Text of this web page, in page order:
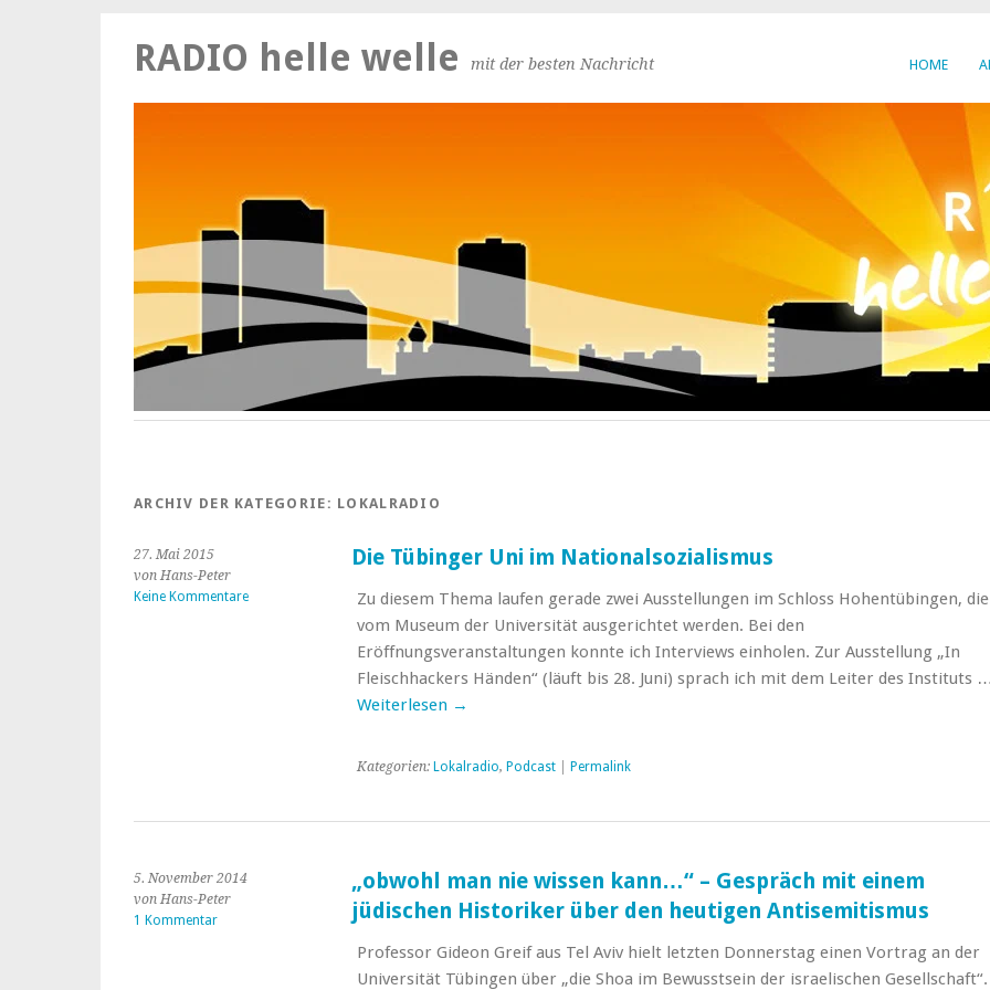
HOME
RADIO helle welle mit der besten Nachricht
ARCHIV DER KATEGORIE: LOKALRADIO
27. Mai 2015
von Hans-Peter
Keine Kommentare
Die Tübinger Uni im Nationalsozialismus
Zu diesem Thema laufen gerade zwei Ausstellungen im Schloss Hohentübingen, die
vom Museum der Universität ausgerichtet werden. Bei den
Eröffnungsveranstaltungen konnte ich Interviews einholen. Zur Ausstellung „In
Fleischhackers Händen“ (läuft bis 28. Juni) sprach ich mit dem Leiter des Instituts …
Weiterlesen →
Kategorien: Lokalradio, Podcast Permalink
5. November 2014
von Hans-Peter
1 Kommentar
„obwohl man nie wissen kann…“ – Gespräch mit einem
jüdischen Historiker über den heutigen Antisemitismus
Professor Gideon Greif aus Tel Aviv hielt letzten Donnerstag einen Vortrag an der
Universität Tübingen über „die Shoa im Bewusstsein der israelischen Gesellschaft“.